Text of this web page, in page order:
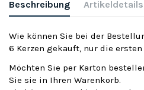
Beschreibung Artikeldetails
Wie können Sie bei der
6 Kerzen gekauft, nur die
Möchten Sie per Karton
Sie sie in Ihren Warenkorb.